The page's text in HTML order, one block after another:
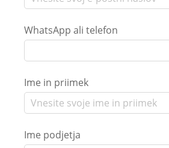
WhatsApp ali telefon
Ime in priimek
Ime podjetja